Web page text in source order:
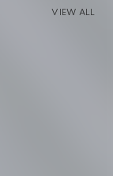
VIEW ALL